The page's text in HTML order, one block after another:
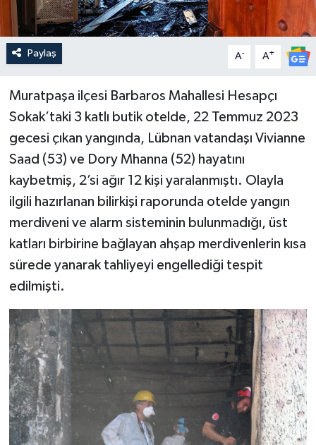
Paylaş A- A+
Muratpaşa ilçesi Barbaros Mahallesi Hesapçı
Sokak’taki 3 katlı butik otelde, 22 Temmuz 2023
gecesi çıkan yangında, Lübnan vatandaşı Vivianne
Saad (53) ve Dory Mhanna (52) hayatını
kaybetmiş, 2’si ağır 12 kişi yaralanmıştı. Olayla
ilgili hazırlanan bilirkişi raporunda otelde yangın
merdiveni ve alarm sisteminin bulunmadığı, üst
katları birbirine bağlayan ahşap merdivenlerin kısa
sürede yanarak tahliyeyi engellediği tespit
edilmişti.